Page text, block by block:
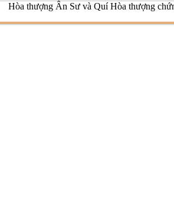
Hòa thượng Ân Sư và Quí Hòa thượng